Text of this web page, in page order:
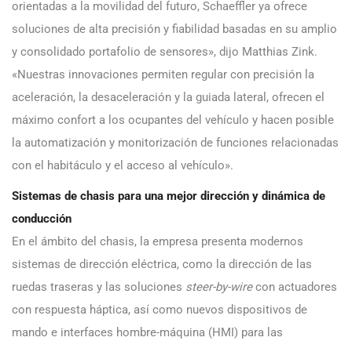
orientadas a la movilidad del futuro, Schaeffler ya ofrece
soluciones de alta precisión y fiabilidad basadas en su amplio
y consolidado portafolio de sensores», dijo Matthias Zink.
«Nuestras innovaciones permiten regular con precisión la
aceleración, la desaceleración y la guiada lateral, ofrecen el
máximo confort a los ocupantes del vehículo y hacen posible
la automatización y monitorización de funciones relacionadas
con el habitáculo y el acceso al vehículo».
Sistemas de chasis para una mejor dirección y dinámica de
conducción
En el ámbito del chasis, la empresa presenta modernos
sistemas de dirección eléctrica, como la dirección de las
ruedas traseras y las soluciones steer-by-wirecon actuadores
con respuesta háptica, así como nuevos dispositivos de
mando e interfaces hombre-máquina (HMI) para las